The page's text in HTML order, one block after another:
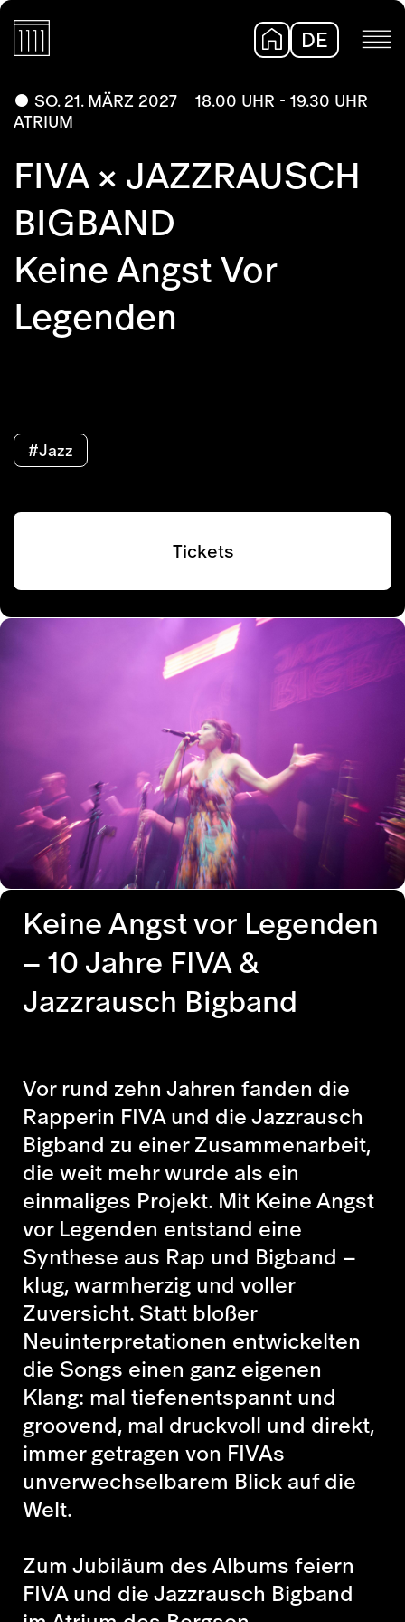
DE
SO. 21. MÄRZ 2027
18.00 UHR - 19.30 UHR
ATRIUM
FIVA × JAZZRAUSCH
BIGBAND
Keine Angst Vor
Legenden
#Jazz
Tickets
Keine Angst vor Legenden
– 10 Jahre FIVA &
Jazzrausch Bigband
Vor rund zehn Jahren fanden die
Rapperin FIVA und die Jazzrausch
Bigband zu einer Zusammenarbeit,
die weit mehr wurde als ein
einmaliges Projekt. Mit Keine Angst
vor Legenden entstand eine
Synthese aus Rap und Bigband –
klug, warmherzig und voller
Zuversicht. Statt bloßer
Neuinterpretationen entwickelten
die Songs einen ganz eigenen
Klang: mal tiefenentspannt und
groovend, mal druckvoll und direkt,
immer getragen von FIVAs
unverwechselbarem Blick auf die
Welt.
Zum Jubiläum des Albums feiern
FIVA und die Jazzrausch Bigband